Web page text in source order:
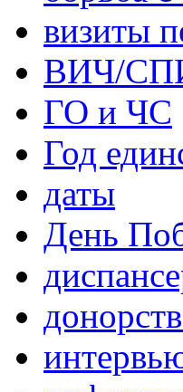
визиты
ВИЧ/
ГО и ЧС
Год
даты
День